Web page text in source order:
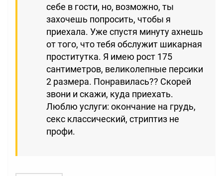
себе в гости, но, возможно, ты
захочешь попросить, чтобы я
приехала. Уже спустя минуту ахнешь
от того, что тебя обслужит шикарная
проститутка. Я имею рост 175
сантиметров, великолепные персики
2 размера. Понравилась?? Скорей
звони и скажи, куда приехать.
Люблю услуги: окончание на грудь,
секс классический, стриптиз не
профи.